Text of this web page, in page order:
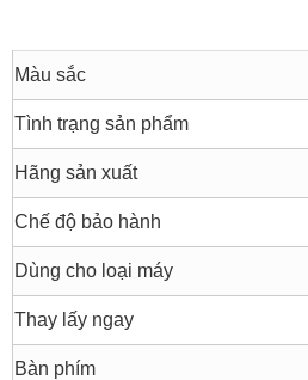
Màu sắc
Tình trạng sản phẩm
Hãng sản xuất
Chế độ bảo hành
Dùng cho loại máy
Thay lấy ngay
Bàn phím